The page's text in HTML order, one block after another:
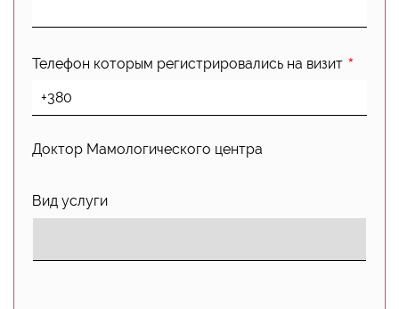
Телефон которым регистрировались на визит
Доктор Мамологического центра
Вид услуги